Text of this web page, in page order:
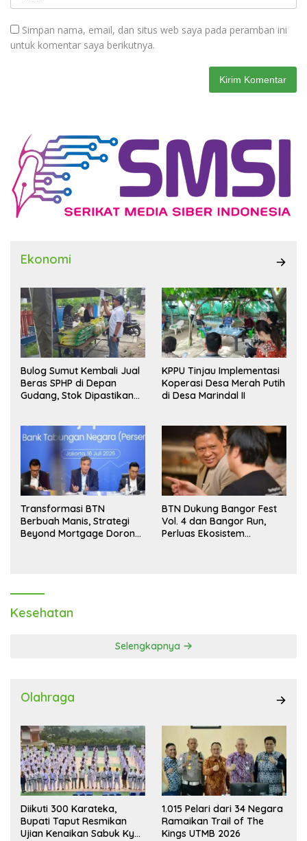
Simpan nama, email, dan situs web saya pada peramban ini
untuk komentar saya berikutnya.
Ekonomi
Bulog Sumut Kembali Jual
Beras SPHP di Depan
Gudang, Stok Dipastikan
KPPU Tinjau Implementasi
Koperasi Desa Merah Putih
di Desa Marindal II
Transformasi BTN
Berbuah Manis, Strategi
Beyond Mortgage Dorong
BTN Dukung Bangor Fest
Vol. 4 dan Bangor Run,
Perluas Ekosistem
Kesehatan
Selengkapnya
Olahraga
Diikuti 300 Karateka,
Bupati Taput Resmikan
Ujian Kenaikan Sabuk Kyu
1.015 Pelari dari 34 Negara
Ramaikan Trail of The
Kings UTMB 2026